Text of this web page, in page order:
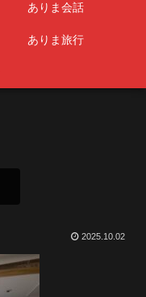
ありま会話
ありま旅行
2025.10.02